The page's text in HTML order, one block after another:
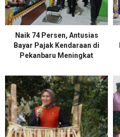
Naik 74 Persen, Antusias
Bayar Pajak Kendaraan di
Pekanbaru Meningkat